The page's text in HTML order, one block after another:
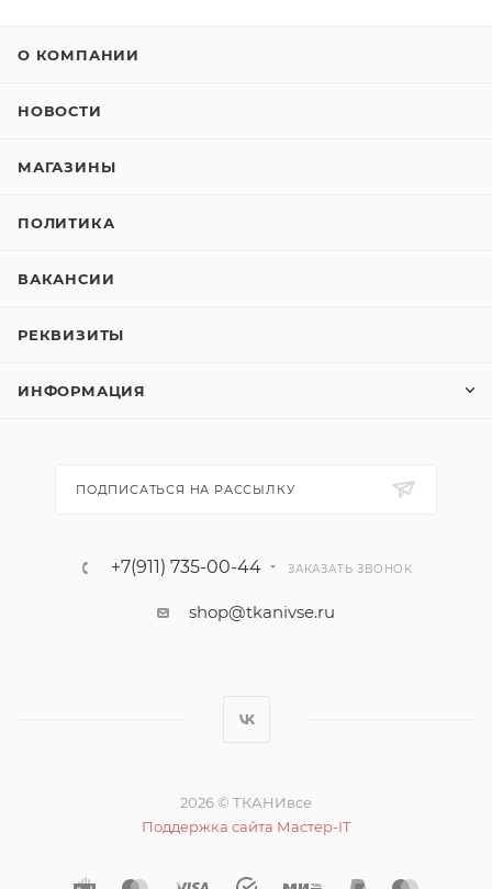
О КОМПАНИИ
НОВОСТИ
МАГАЗИНЫ
ПОЛИТИКА
ВАКАНСИИ
РЕКВИЗИТЫ
ИНФОРМАЦИЯ
ПОДПИСАТЬСЯ НА РАССЫЛКУ
+7(911) 735-00-44 ЗАКАЗАТЬ ЗВОНОК
shop@tkanivse.ru
2026 © ТКАНИвсе
Поддержка сайта Мастер-IT